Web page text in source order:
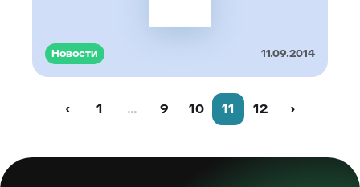
Новости 11.09.2014
‹ 1 ... 9 10 11 12 ›